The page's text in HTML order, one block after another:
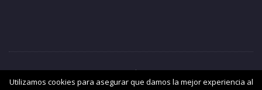
OSABIDEAK 2018 / Tel: +34 658 73 85 91
Utilizamos cookies para asegurar que damos la mejor experiencia al